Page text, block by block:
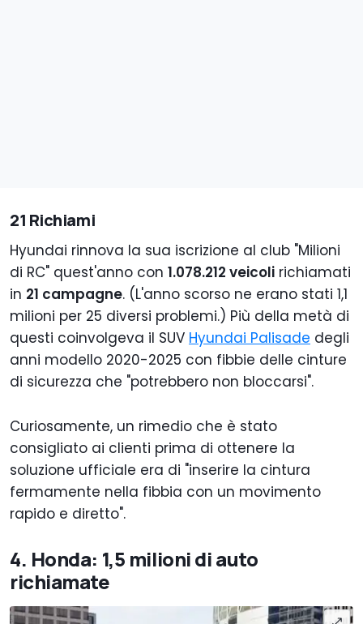
21 Richiami
Hyundai rinnova la sua iscrizione al club "Milioni
di RC" quest'anno con 1.078.212 veicoli richiamati
in 21 campagne. (L'anno scorso ne erano stati 1,1
milioni per 25 diversi problemi.) Più della metà di
questi coinvolgeva il SUV Hyundai Palisade degli
anni modello 2020-2025 con fibbie delle cinture
di sicurezza che "potrebbero non bloccarsi".
Curiosamente, un rimedio che è stato
consigliato ai clienti prima di ottenere la
soluzione ufficiale era di "inserire la cintura
fermamente nella fibbia con un movimento
rapido e diretto".
4. Honda: 1,5 milioni di auto
richiamate